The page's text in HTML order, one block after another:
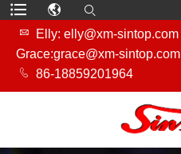

Elly: elly@xm-sintop.com
Grace:grace@xm-sintop.com
 86-18859201964